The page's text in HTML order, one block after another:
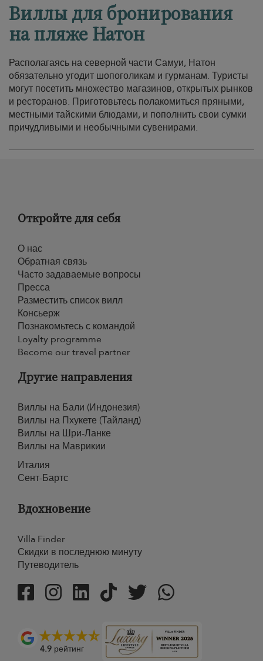
Виллы для бронирования
на пляже Натон
Располагаясь на северной части Самуи, Натон
обязательно угодит шопоголикам и гурманам. Туристы
могут посетить множество магазинов, открытых рынков
и ресторанов. Приготовьтесь полакомиться пряными,
местными тайскими блюдами, и пополнить свои сумки
причудливыми и необычными сувенирами.
Откройте для себя
О нас
Обратная связь
Часто задаваемые вопросы
Пресса
Разместить список вилл
Консьерж
Познакомьтесь с командой
Loyalty programme
Become our travel partner
Другие направления
Виллы на Бали (Индонезия)
Виллы на Пхукете (Тайланд)
Виллы на Шри-Ланке
Виллы на Маврикии
Италия
Сент-Бартс
Вдохновение
Villa Finder
Скидки в последнюю минуту
Путеводитель
4.9 рейтинг